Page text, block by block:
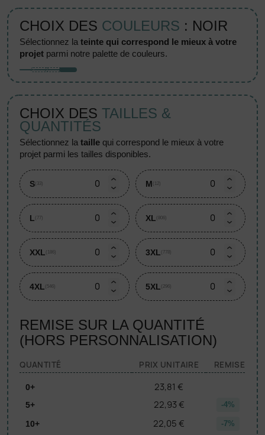
CHOIX DES COULEURS : NOIR
sélectionnez lateinte qui correspond le mieux à votre
projet parmi notre palette de couleurs.
CHOIX DES TAILLES &
QUANTITÉS
sélectionnez lataille qui correspond le mieux à votre
projet parmi les tailles disponibles.
S (33) M (12)
L (77) XL (806)
XXL (186) 3XL (778)
4XL (546) 5XL (296)
REMISE SUR LA QUANTITÉ
(HORS PERSONNALISATION)
QUANTITÉ PRIX UNITAIRE REMISE
0+ 23,81 €
5+ 22,93 € -4%
10+ 22,05 € -7%